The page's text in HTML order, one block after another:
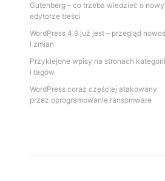
Gutenberg – co trzeba wiedzieć o
edytorze treści
WordPress 4.9 już jest – przegląd
i zmian
Przyklejone wpisy na stronach kategorii
i tagów
WordPress coraz częściej atakowany
przez oprogramowanie ransomware